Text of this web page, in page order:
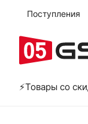
Поступления
⚡️Товары со